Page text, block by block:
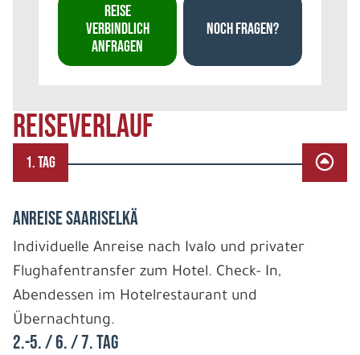
REISEVERLAUF
1. TAG
ANREISE SAARISELKÄ
Individuelle Anreise nach Ivalo und privater
Flughafentransfer zum Hotel. Check- In,
Abendessen im Hotelrestaurant und
Übernachtung.
2.-5. / 6. / 7. TAG
REISE
VERBINDLICH
ANFRAGEN
NOCH FRAGEN?